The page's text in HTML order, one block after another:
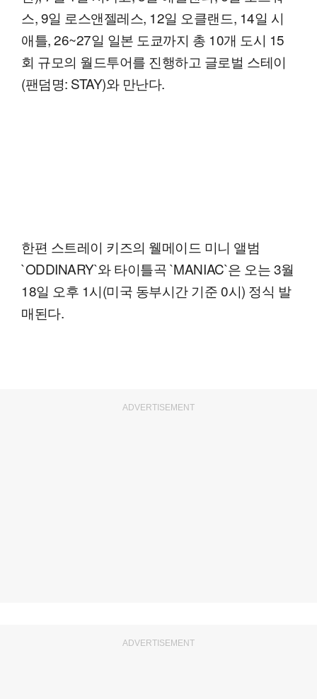
스, 9일 로스앤젤레스, 12일 오클랜드, 14일 시
애틀, 26~27일 일본 도쿄까지 총 10개 도시 15
회 규모의 월드투어를 진행하고 글로벌 스테이
(팬덤명: STAY)와 만난다.
한편 스트레이 키즈의 웰메이드 미니 앨범
`ODDINARY`와 타이틀곡 `MANIAC`은 오는 3월
18일 오후 1시(미국 동부시간 기준 0시) 정식 발
매된다.
ADVERTISEMENT
ADVERTISEMENT